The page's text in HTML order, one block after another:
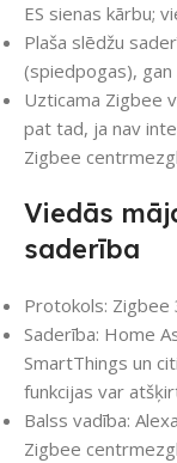
ES sienas kārbu;
Plaša slēdžu
(spiedpogas),
Uzticama Zigbee
pat tad, ja nav
Zigbee
Viedās
saderība
Protokols: Zigbee
Saderība: Home
SmartThings un
funkcijas var
Balss vadība:
Zigbee